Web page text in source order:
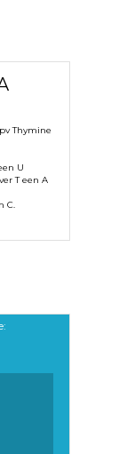
Thymine
U
T een A
C.